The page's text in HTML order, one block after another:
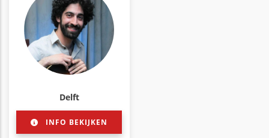
Delft
INFO BEKIJKEN